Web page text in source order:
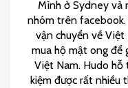
Mình ở Sydney và
nhóm trên facebook.
vận chuyển về
mua hộ mật ong để
Việt Nam. Hudo
kiệm được rất nhiều